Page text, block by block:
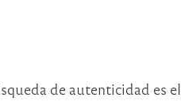
de autenticidad es el